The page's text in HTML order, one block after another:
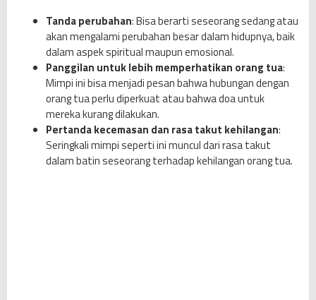
Tanda perubahan: Bisa berarti seseorang sedang atau
akan mengalami perubahan besar dalam hidupnya, baik
dalam aspek spiritual maupun emosional.
Panggilan untuk lebih memperhatikan orang tua:
Mimpi ini bisa menjadi pesan bahwa hubungan dengan
orang tua perlu diperkuat atau bahwa doa untuk
mereka kurang dilakukan.
Pertanda kecemasan dan rasa takut kehilangan:
Seringkali mimpi seperti ini muncul dari rasa takut
dalam batin seseorang terhadap kehilangan orang tua.